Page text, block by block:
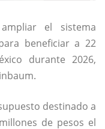
el sistema
beneficiar a 22
durante 2026,
.
destinado a
de pesos el